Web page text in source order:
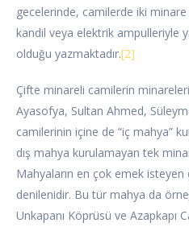
gecelerinde, camilerde iki
kandil veya elektrik ampulleriyle
olduğu yazmaktadır.[2]
Çifte minareli camilerin
Ayasofya, Sultan Ahmed,
camilerinin içine de “iç mahya”
dış mahya kurulamayan tek
Mahyaların en çok emek isteyen
denilenidir. Bu tür mahya da
Unkapanı Köprüsü ve Azapkapı